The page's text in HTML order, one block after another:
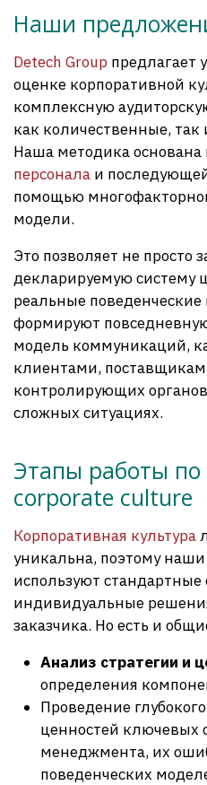
Наши
Detech Group предлагает
оценке корпоративной
комплексную
как количественные,
Наша методика основана
персонала и
помощью
модели.
Это позволяет не просто
декларируемую систему
реальные
формируют
модель коммуникаций,
клиентами,
контролирующих
сложных ситуациях.
Этапы работы по
corporate culture
Корпоративная культура
уникальна, поэтому
используют стандартные
индивидуальные
заказчика. Но есть и
Анализ стратегии и
определения
Проведение
ценностей ключевых
менеджмента, их
поведенческих